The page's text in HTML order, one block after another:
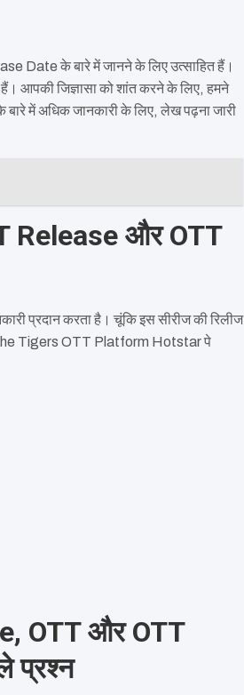
Date के बारे में जानने के लिए उत्साहित हैं।
आपकी जिज्ञासा को शांत करने के लिए, हमने
में अधिक जानकारी के लिए, लेख पढ़ना जारी
Release और OTT
प्रदान करता है। चूंकि इस सीरीज की रिलीज
the Tigers OTT Platform Hotstar पे
OTT और OTT
प्रश्न